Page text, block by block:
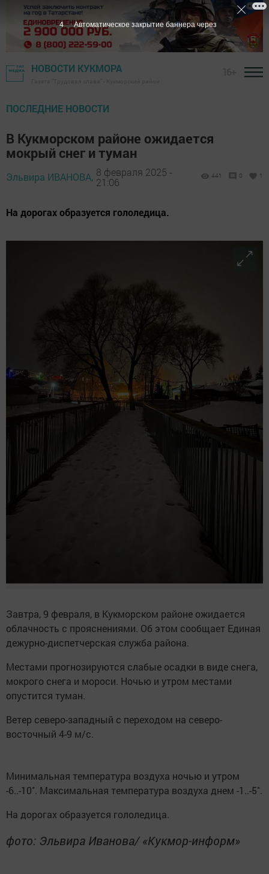
НОВОСТИ КУКМОРА
ПОСЛЕДНИЕ НОВОСТИ
В Кукморском районе ожидается
мокрый снег и туман
Эльвира ИВАНОВА, 8 февраля 2025 -
21:06
441 0 1
На дорогах образуется гололедица.
Завтра, 9 февраля, в Кукморском районе ожидается
облачность с прояснениями. Об этом сообщает Единая
дежурно-диспетчерская служба района.
Местами прогнозируются слабые осадки в виде снега,
мокрого снега и мороси. Ночью и утром местами
опустится туман.
Ветер северо-западный с переходом на северо-
восточный 4-9 м/с.
Минимальная температура воздуха ночью и утром
-6..-10˚. Максимальная температура воздуха днем -1..-5˚.
На дорогах образуется гололедица.
фото: Эльвира Иванова/ «Кукмор-информ»
2 Автоматическое закрытие баннера через